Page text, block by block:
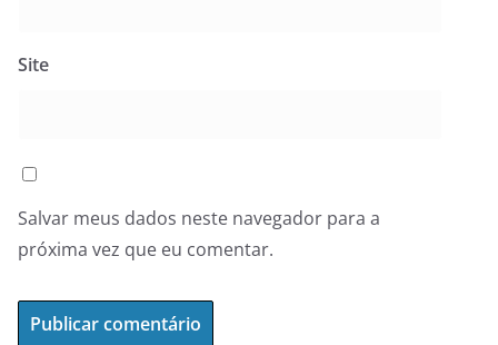
Site
Salvar meus dados neste navegador para a
próxima vez que eu comentar.